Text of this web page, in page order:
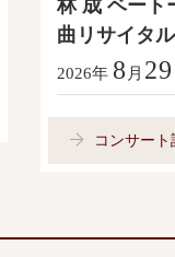
林 成 ベート
曲リサイタル
2026年 8 月 29
コンサート